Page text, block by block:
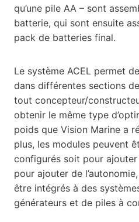
qu’une pile AA – sont
batterie, qui sont ensuite
pack de batteries final.
Le système ACEL permet
dans différentes sections
tout concepteur/
obtenir le même type
poids que Vision Marine a
plus, les modules peuvent
configurés soit pour
pour ajouter de
être intégrés à des
générateurs et de piles à